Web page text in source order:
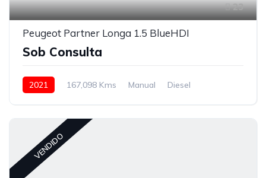
23
Peugeot Partner Longa 1.5 BlueHDI
Sob Consulta
2021 167,098 Kms Manual Diesel
VENDIDO